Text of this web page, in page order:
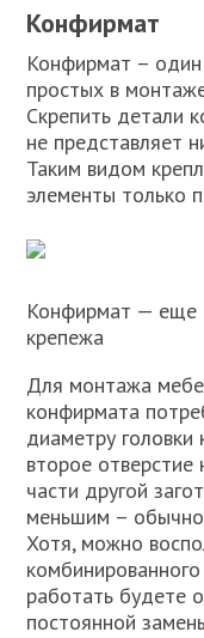
Конфирмат
Конфирмат –
простых в
Скрепить детали
не представляет
Таким видом
элементы только
Конфирмат — еще
крепежа
Для монтажа
конфирмата
диаметру головки
второе
части другой
меньшим –
Хотя, можно
работать будете
постоянной